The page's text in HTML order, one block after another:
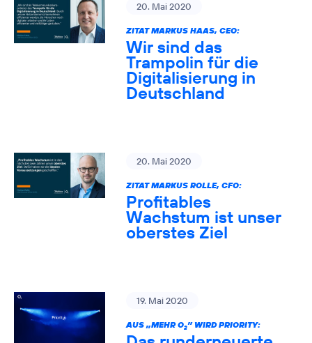
20. Mai 2020
ZITAT MARKUS HAAS, CEO:
Wir sind das
Trampolin für die
Digitalisierung in
Deutschland
20. Mai 2020
ZITAT MARKUS ROLLE, CFO:
Profitables
Wachstum ist unser
oberstes Ziel
19. Mai 2020
AUS „MEHR O2” WIRD PRIORITY: